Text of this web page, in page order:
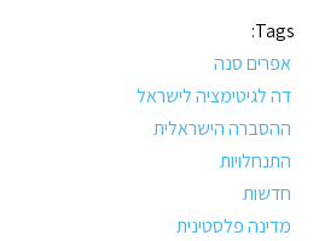
Tags:
אפרים סנה
דה לגיטימציה לישראל
ההסברה הישראלית
התנחלויות
חדשות
מדינה פלסטינית